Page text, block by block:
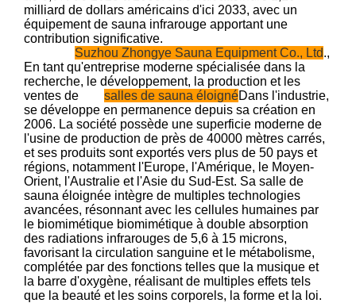
milliard de dollars américains d'ici 2033, avec un
équipement de sauna infrarouge apportant une
contribution significative.
Suzhou Zhongye Sauna Equipment Co., Ltd.,
En tant qu'entreprise moderne spécialisée dans la
recherche, le développement, la production et les
ventes de
salles de sauna éloignéDans l'industrie,
se développe en permanence depuis sa création en
2006. La société possède une superficie moderne de
l'usine de production de près de 40000 mètres carrés,
et ses produits sont exportés vers plus de 50 pays et
régions, notamment l'Europe, l'Amérique, le Moyen-
Orient, l'Australie et l'Asie du Sud-Est. Sa salle de
sauna éloignée intègre de multiples technologies
avancées, résonnant avec les cellules humaines par
le biomimétique biomimétique à double absorption
des radiations infrarouges de 5,6 à 15 microns,
favorisant la circulation sanguine et le métabolisme,
complétée par des fonctions telles que la musique et
la barre d'oxygène, réalisant de multiples effets tels
que la beauté et les soins corporels, la forme et la loi.